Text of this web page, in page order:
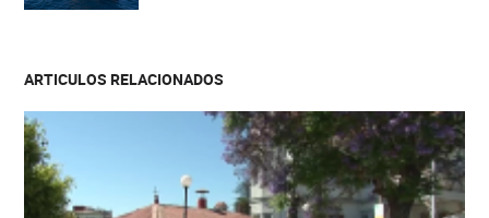
ARTICULOS RELACIONADOS